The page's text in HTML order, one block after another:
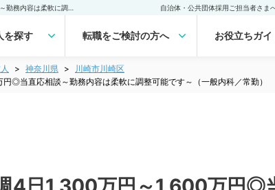
自治体・公共団体採用ご担当者さま
を探す 転職をご検討の方へ お役立ちガイ
神奈川県
川崎市川崎区
◎当直応相談～勤務内容は柔軟に調整可能です～（一般内科／常勤）